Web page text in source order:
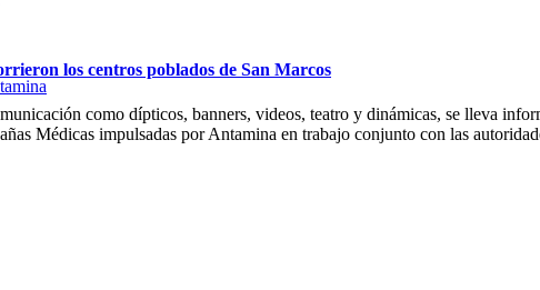
los centros poblados de San Marcos
como dípticos, banners, videos, teatro y dinámicas, se lleva
Médicas impulsadas por Antamina en trabajo conjunto con las